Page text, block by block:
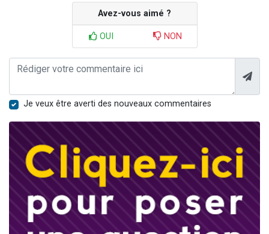
Avez-vous aimé ?
OUI NON
Je veux être averti des nouveaux commentaires